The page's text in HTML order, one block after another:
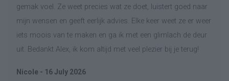
gemak voel. Ze weet precies wat ze doet, luistert goed naar
mijn wensen en geeft eerlijk advies. Elke keer weet ze er weer
iets moois van te maken en ga ik met een glimlach de deur
uit. Bedankt Alex, ik kom altijd met veel plezier bij je terug!
Nicole - 16 July 2026